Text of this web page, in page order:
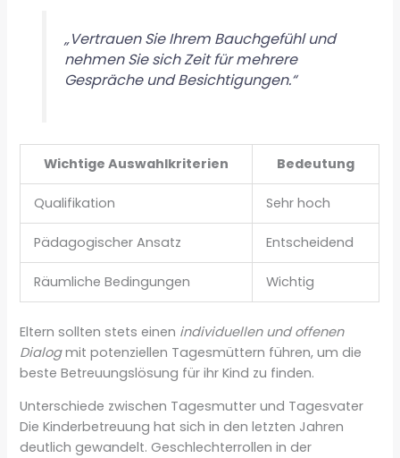
„Vertrauen Sie Ihrem Bauchgefühl und
nehmen Sie sich Zeit für mehrere
Gespräche und Besichtigungen.“
Wichtige Auswahlkriterien Bedeutung
Qualifikation Sehr hoch
Pädagogischer Ansatz Entscheidend
Räumliche Bedingungen Wichtig
Eltern sollten stets einen individuellen und offenen
Dialogmit potenziellen Tagesmüttern führen, um die
beste Betreuungslösung für ihr Kind zu finden.
Unterschiede zwischen Tagesmutter und Tagesvater
Die Kinderbetreuung hat sich in den letzten Jahren
deutlich gewandelt. Geschlechterrollen in der